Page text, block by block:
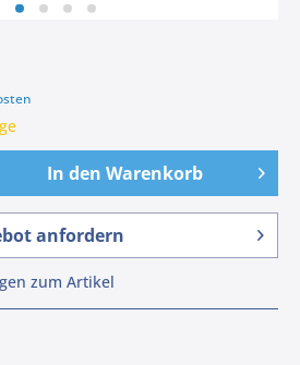
In den Warenkorb
anfordern
zum Artikel